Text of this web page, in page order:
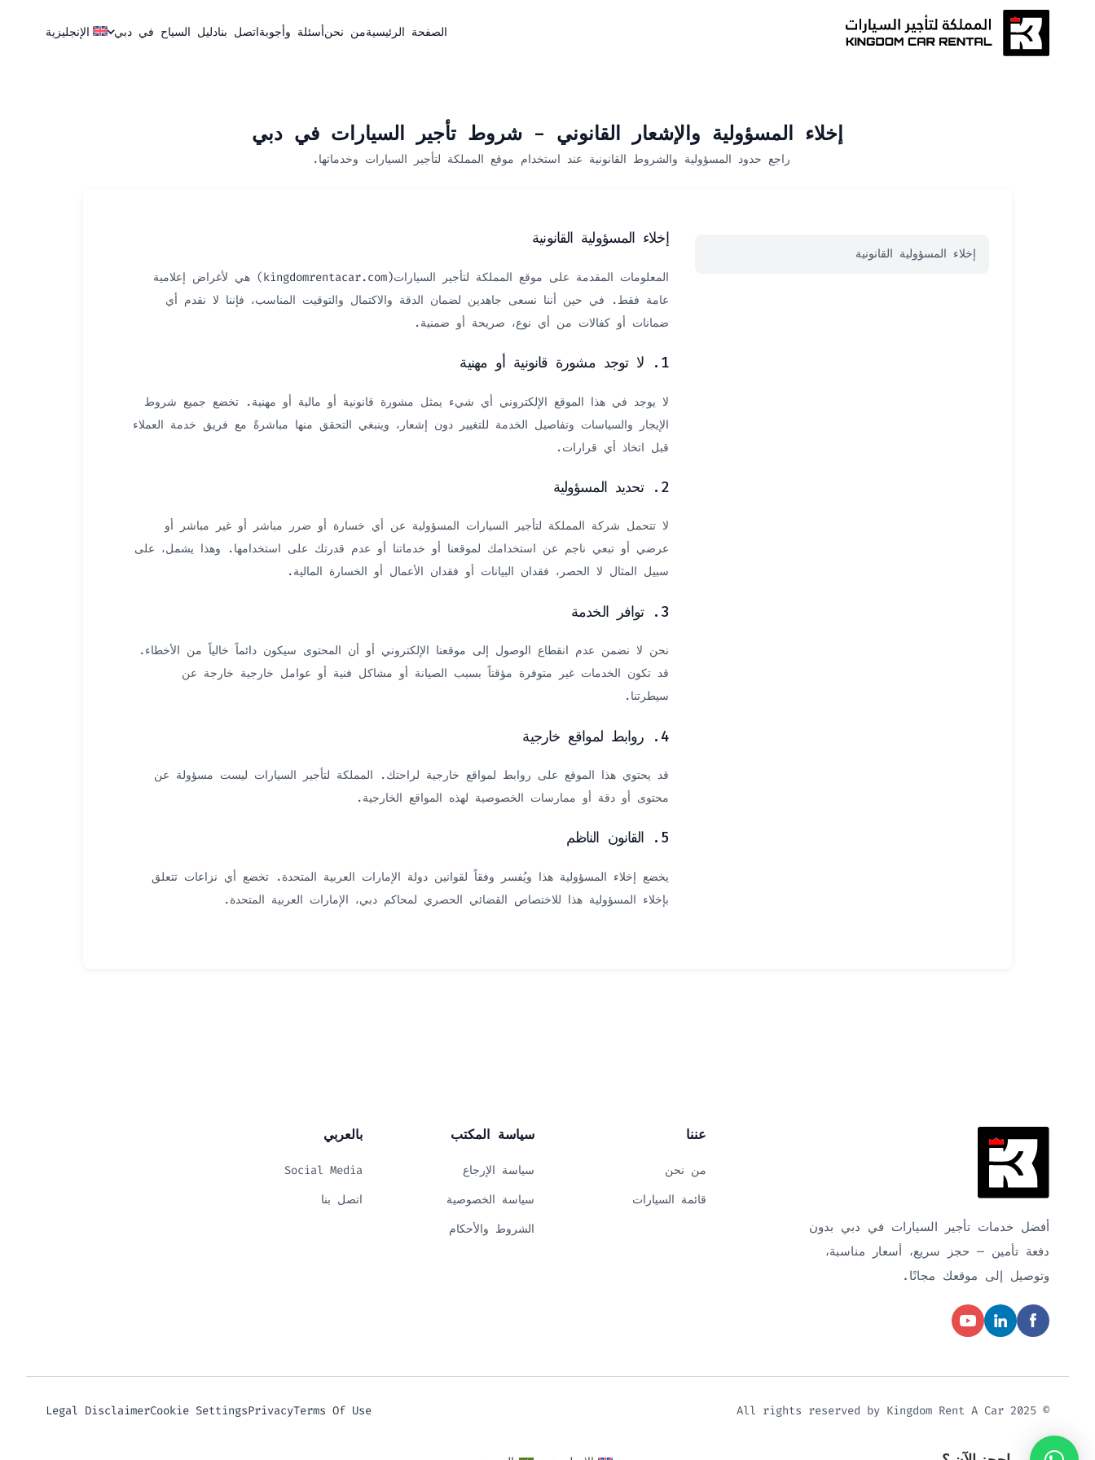
الصفحة الرئيسيةمن نحنأسئلة وأجوبةاتصل بنادليل السياح في دبي الإنجليزية
إخلاء المسؤولية والإشعار القانوني - شروط تأجير السيارات في دبي
راجع حدود المسؤولية والشروط القانونية عند استخدام موقع المملكة لتأجير السيارات وخدماتها.
إخلاء المسؤولية القانونية
إخلاء المسؤولية القانونية
المعلومات المقدمة على موقع المملكة لتأجير السيارات(kingdomrentacar.com
) هي لأغراض إعلامية
عامة فقط. في حين أننا نسعى جاهدين لضمان الدقة والاكتمال والتوقيت المناسب، فإننا لا نقدم أي
ضمانات أو كفالات من أي نوع، صريحة أو ضمنية.
1. لا توجد مشورة قانونية أو مهنية
لا يوجد في هذا الموقع الإلكتروني أي شيء يمثل مشورة قانونية أو مالية أو مهنية. تخضع جميع شروط
الإيجار والسياسات وتفاصيل الخدمة للتغيير دون إشعار، وينبغي التحقق منها مباشرةً مع فريق خدمة العملاء
قبل اتخاذ أي قرارات.
2. تحديد المسؤولية
لا تتحمل شركة المملكة لتأجير السيارات المسؤولية عن أي خسارة أو ضرر مباشر أو غير مباشر أو
عرضي أو تبعي ناجم عن استخدامك لموقعنا أو خدماتنا أو عدم قدرتك على استخدامها. وهذا يشمل، على
سبيل المثال لا الحصر، فقدان البيانات أو فقدان الأعمال أو الخسارة المالية.
3. توافر الخدمة
نحن لا نضمن عدم انقطاع الوصول إلى موقعنا الإلكتروني أو أن المحتوى سيكون دائماً خالياً من الأخطاء.
قد تكون الخدمات غير متوفرة مؤقتاً بسبب الصيانة أو مشاكل فنية أو عوامل خارجية خارجة عن
سيطرتنا.
4. روابط لمواقع خارجية
قد يحتوي هذا الموقع على روابط لمواقع خارجية لراحتك. المملكة لتأجير السيارات ليست مسؤولة عن
محتوى أو دقة أو ممارسات الخصوصية لهذه المواقع الخارجية.
5. القانون الناظم
يخضع إخلاء المسؤولية هذا ويُفسر وفقاً لقوانين دولة الإمارات العربية المتحدة. تخضع أي نزاعات تتعلق
بإخلاء المسؤولية هذا للاختصاص القضائي الحصري لمحاكم دبي، الإمارات العربية المتحدة.
أفضل خدمات تأجير السيارات في دبي بدون
دفعة تأمين — حجز سريع، أسعار مناسبة،
وتوصيل إلى موقعك مجانًا.
عننا
من نحن
قائمة السيارات
سياسة المكتب
سياسة الإرجاع
سياسة الخصوصية
الشروط والأحكام
بالعربي
Social Media
اتصل بنا
© 2025 All rights reserved by Kingdom Rent A Car
Terms Of Use
Privacy
Cookie Settings
Legal Disclaimer